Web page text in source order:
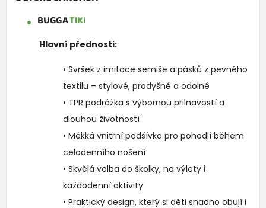
BUGGATIKI
Hlavní přednosti:
• Svršek z imitace semiše a pásků z pevného
textilu – stylové, prodyšné a odolné
• TPR podrážka s výbornou přilnavostí a
dlouhou životností
• Měkká vnitřní podšívka pro pohodlí během
celodenního nošení
• Skvělá volba do školky, na výlety i
každodenní aktivity
• Praktický design, který si děti snadno obují i